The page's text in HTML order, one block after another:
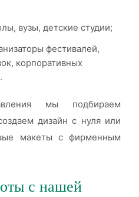
вузы, детские студии;
фестивалей,
корпоративных
мы подбираем
дизайн с нуля или
макеты с фирменным
с нашей